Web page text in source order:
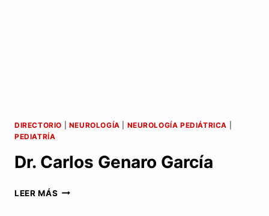
DIRECTORIO NEUROLOGÍA NEUROLOGÍA PEDIÁTRICA
PEDIATRÍA
Dr. Carlos Genaro García
LEER MÁS DR.